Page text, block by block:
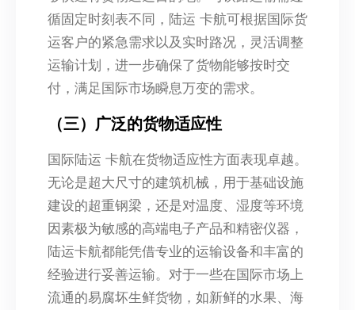
循固定时刻表不同，陆运 卡航可根据国际货
运客户的紧急需求以及实时路况，灵活调整
运输计划，进一步确保了货物能够按时交
付，满足国际市场瞬息万变的需求。
（三）广泛的货物适应性
国际陆运 卡航在货物适应性方面表现卓越。
无论是超大尺寸的建筑机械，用于基础设施
建设的超重钢梁，还是对温度、湿度等环境
因素极为敏感的高端电子产品和精密仪器，
陆运卡航都能凭借专业的运输设备和丰富的
经验进行妥善运输。对于一些在国际市场上
流通的易腐坏生鲜货物，如新鲜的水果、海